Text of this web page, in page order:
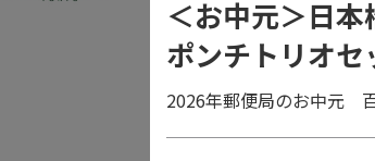
＜お中元＞日
ポンチトリオセ
2026年郵便局のお中元